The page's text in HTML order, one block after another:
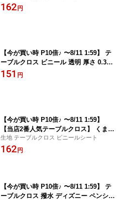
ローザンヌ 10cm単位カット メール便は
162 円
【今が買い時 P10倍♪ 〜8/11 1:59】 テ
ーブルクロス ビニール 透明 厚さ 0.3m
m 0.3ミリ 120cm巾 切り売り テーブル
151 円
【今が買い時 P10倍♪ 〜8/11 1:59】
【当店2番人気テーブルクロス】 くまの
プーさん柄 クレヨンプー柄 テーブルク
ロス 120cm巾 テーブルクロス【 10cm
生地 テーブルクロス ビニールシート
162 円
【今が買い時 P10倍♪ 〜8/11 1:59】 テ
ーブルクロス 撥水 ディズニー ペンシル